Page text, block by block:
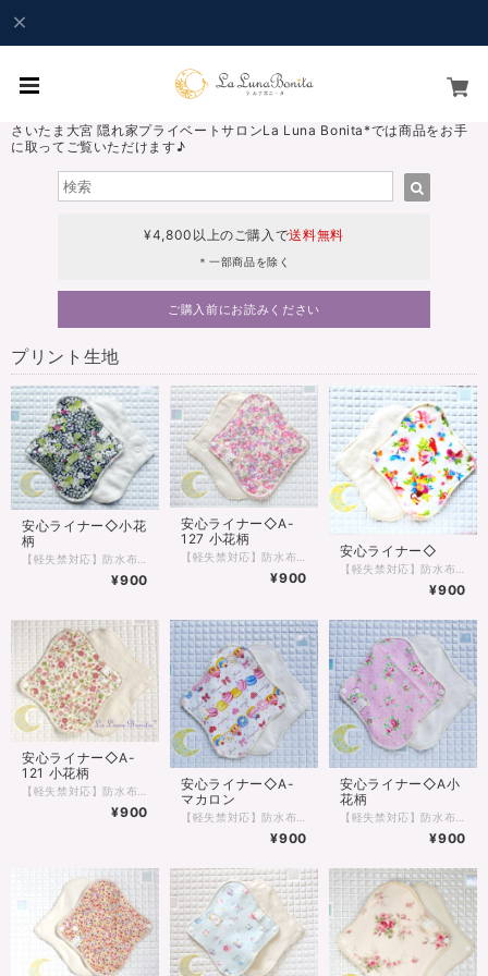
さいたま大宮 隠れ家プライベートサロンLa Luna Bonita*では商品をお手
に取ってご覧いただけます♪
¥4,800以上のご購入で送料無料
＊一部商品を除く
ご購入前にお読みください
プリント生地
安心ライナー◇小花
柄
¥900
安心ライナー◇A-
127 小花柄
¥900
安心ライナー◇
¥900
安心ライナー◇A-
121 小花柄
¥900
安心ライナー◇A-
マカロン
¥900
安心ライナー◇A小
花柄
¥900